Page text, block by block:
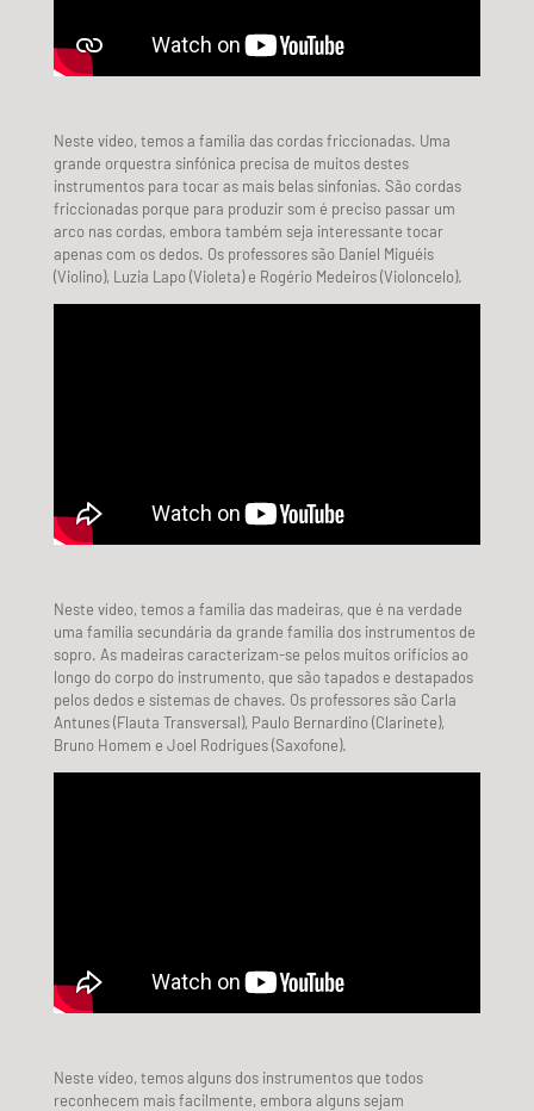
Neste vídeo, temos a família das cordas friccionadas. Uma
grande orquestra sinfónica precisa de muitos destes
instrumentos para tocar as mais belas sinfonias. São cordas
friccionadas porque para produzir som é preciso passar um
arco nas cordas, embora também seja interessante tocar
apenas com os dedos. Os professores são Daniel Miguéis
(Violino), Luzia Lapo (Violeta) e Rogério Medeiros (Violoncelo).
Neste vídeo, temos a família das madeiras, que é na verdade
uma família secundária da grande família dos instrumentos de
sopro. As madeiras caracterizam-se pelos muitos orifícios ao
longo do corpo do instrumento, que são tapados e destapados
pelos dedos e sistemas de chaves. Os professores são Carla
Antunes (Flauta Transversal), Paulo Bernardino (Clarinete),
Bruno Homem e Joel Rodrigues (Saxofone).
Neste vídeo, temos alguns dos instrumentos que todos
reconhecem mais facilmente, embora alguns sejam